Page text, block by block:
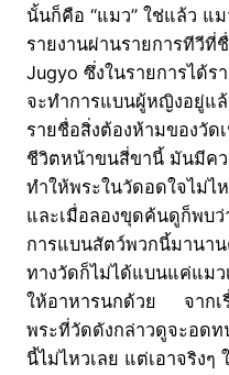
นั้นก็คือ “แมว” ใช่แล้ว
รายงานผ่านรายการทีวีที่
Jugyo ซึ่งในรายการได้ร
จะทำการแบนผู้หญิงอยู่แ
รายชื่อสิ่งต้องห้ามของวัด
ชีวิตหน้าขนสี่ขานี้ มันมีค
ทำให้พระในวัดอดใจไม่ไ
และเมื่อลองขุดค้นดูก็พบว่
การแบนสัตว์พวกนี้มานา
ทางวัดก็ไม่ได้แบนแค่แมว
ให้อาหารนกด้วย จากเรื่
พระที่วัดดังกล่าวดูจะอดท
นี้ไม่ไหวเลย แต่เอาจริงๆ